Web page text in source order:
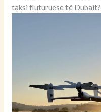
taksi fluturuese të Dubait?